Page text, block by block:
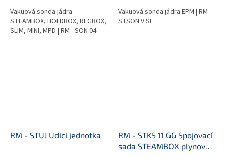
Vakuová sonda jádra
STEAMBOX, HOLDBOX, REGBOX,
SLIM, MINI, MPD | RM - SON 04
Vakuová sonda jádra EPM | RM -
STSON V SL
RM - STUJ Udicí jednotka
RM - STKS 11 GG Spojovací
sada STEAMBOX plynový